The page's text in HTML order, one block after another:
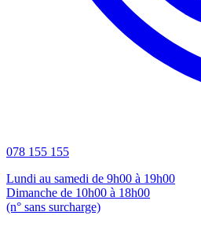
078 155 155
Lundi au samedi de 9h00 à 19h00
Dimanche de 10h00 à 18h00
(n° sans surcharge)